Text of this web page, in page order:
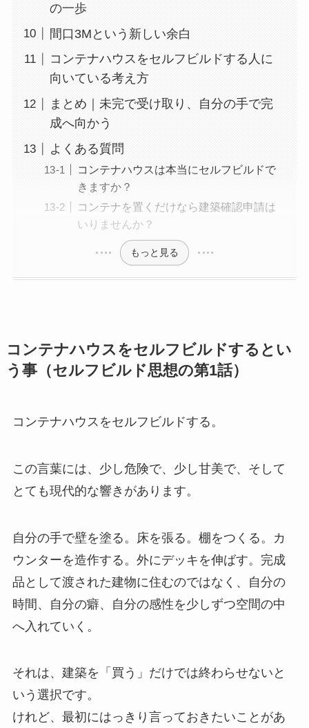
の一歩
間口3Mという新しい余白
コンテナハウスをセルフビルドする人に
向いている考え方
まとめ｜未完で受け取り、自分の手で完
成へ向かう
よくある質問
コンテナハウスは本当にセルフビルドで
きますか？
コンテナを置くだけなら建築確認申請は
いりませんか？
もっと見る
コンテナハウスをセルフビルドするとい
う事（セルフビルド思想の第1話）
コンテナハウスをセルフビルドする。
この言葉には、少し危険で、少し甘美で、そして
とても現代的な響きがあります。
自分の手で壁を塗る。床を張る。棚をつくる。カ
ウンターを造作する。外にデッキを伸ばす。完成
品として渡された建物に住むのではなく、自分の
時間、自分の癖、自分の感性を少しずつ空間の中
へ入れていく。
それは、建築を「買う」だけでは終わらせないと
いう選択です。
けれど、最初にはっきり言っておきたいことがあ